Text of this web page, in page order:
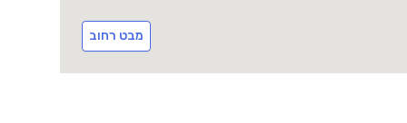
מבט רחוב